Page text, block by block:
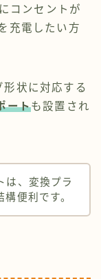
コンセントが
充電したい方
状に対応する
ートも設置され
は、変換プラ
便利です。